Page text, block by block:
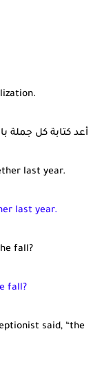
أعد كتابة كل جملة
last year.
last year.
fall?
fall?
said, “the